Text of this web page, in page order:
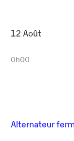
12 Août
0h00
Alternateur